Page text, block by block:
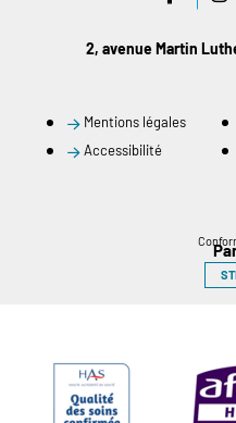
2, avenue Martin
Mentions légales
Accessibilité